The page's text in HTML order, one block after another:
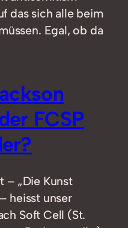
das sich alle beim
Egal, ob da
FCSP
– „Die Kunst
heisst unser
Soft Cell (St.